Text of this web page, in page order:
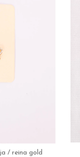
/ reina gold